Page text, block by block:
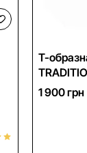
Т-
1 900 грн